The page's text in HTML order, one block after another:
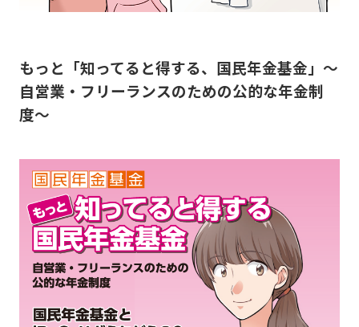
もっと「知ってると得する、国民年金基金」〜
自営業・フリーランスのための公的な年金制
度〜